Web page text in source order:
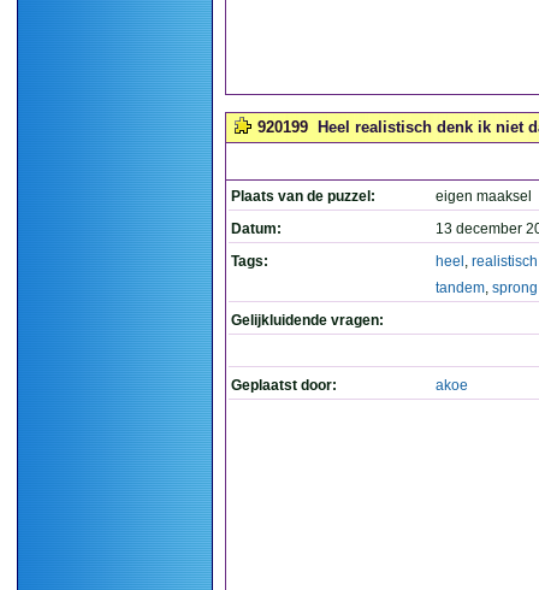
920199 Heel realistisch denk ik niet
Plaats van de puzzel:
eigen maaksel
Datum:
13 december
Tags:
heel , realistisch
tandem, sprong
Gelijkluidende vragen:
Geplaatst door: akoe